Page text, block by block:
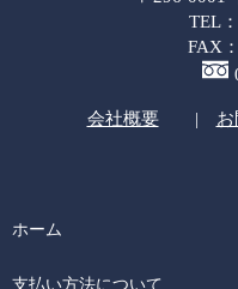
TEL
FAX
会社概要|
ホーム
支払い方法について